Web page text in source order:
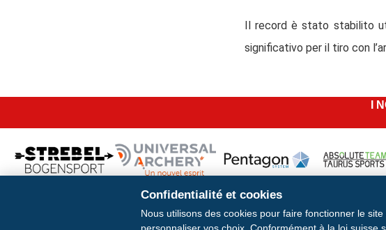
Il record è stato stabilito
significativo per il tiro con
I
Confidentialité et cookies
Nous utilisons des cookies pour faire fonctionner le